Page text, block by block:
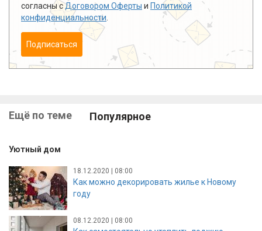
согласны сДоговором Оферты и Политикой
конфиденциальности
Подписаться
Ещё по теме Популярное
Уютный дом
18.12.2020 | 08:00
Как можно декорировать жилье к Новому
году
08.12.2020 | 08:00